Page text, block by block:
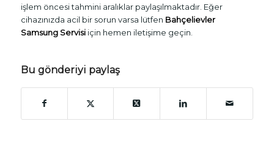
işlem öncesi tahmini aralıklar paylaşılmaktadır. Eğer
cihazınızda acil bir sorun varsa lütfen Bahçelievler
Samsung Servisiiçin hemen iletişime geçin.
Bu gönderiyi paylaş